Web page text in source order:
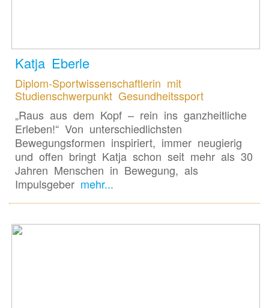
Katja Eberle
Diplom-Sportwissenschaftlerin mit
Studienschwerpunkt Gesundheitssport
„Raus aus dem Kopf – rein ins ganzheitliche
Erleben!“ Von unterschiedlichsten
Bewegungsformen inspiriert, immer neugierig
und offen bringt Katja schon seit mehr als 30
Jahren Menschen in Bewegung, als
Impulsgebermehr...